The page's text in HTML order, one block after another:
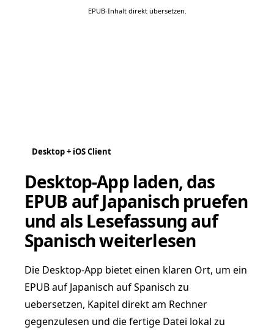
EPUB-Inhalt direkt übersetzen.
Desktop + iOS Client
Desktop-App laden, das
EPUB auf Japanisch pruefen
und als Lesefassung auf
Spanisch weiterlesen
Die Desktop-App bietet einen klaren Ort, um ein
EPUB auf Japanisch auf Spanisch zu
uebersetzen, Kapitel direkt am Rechner
gegenzulesen und die fertige Datei lokal zu